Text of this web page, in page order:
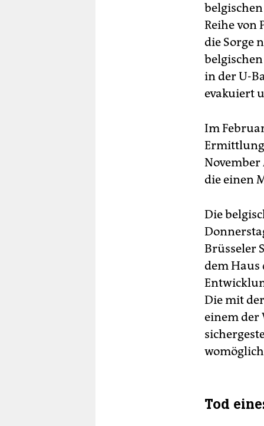
Reihe von
die Sorge
in der U-
evakuiert
Im
die einen
Die
Brüsseler
dem Haus
Die mit
einem der
Tod